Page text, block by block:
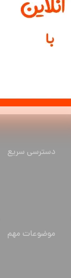
دسترسی سریع
موضوعات مهم